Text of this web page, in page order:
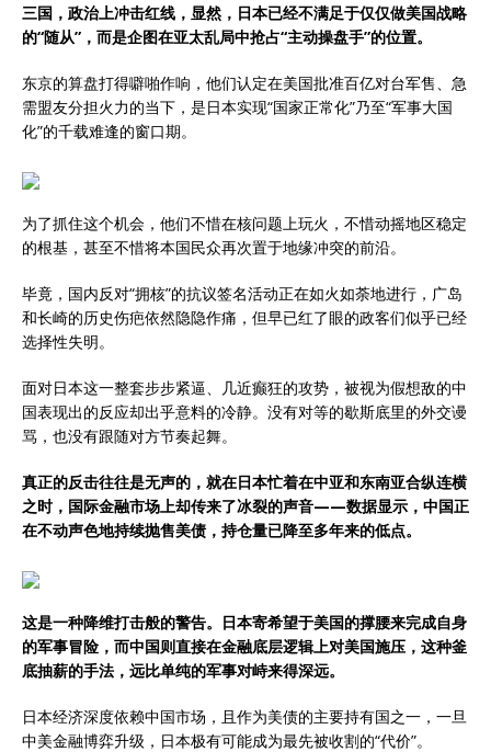
三国，政治上冲击红线，显然，日本已经不满足于仅仅做美国战略
的“随从”，而是企图在亚太乱局中抢占“主动操盘手”的位置。
东京的算盘打得噼啪作响，他们认定在美国批准百亿对台军售、急
需盟友分担火力的当下，是日本实现“国家正常化”乃至“军事大国
化”的千载难逢的窗口期。
为了抓住这个机会，他们不惜在核问题上玩火，不惜动摇地区稳定
的根基，甚至不惜将本国民众再次置于地缘冲突的前沿。
毕竟，国内反对“拥核”的抗议签名活动正在如火如荼地进行，广岛
和长崎的历史伤疤依然隐隐作痛，但早已红了眼的政客们似乎已经
选择性失明。
面对日本这一整套步步紧逼、几近癫狂的攻势，被视为假想敌的中
国表现出的反应却出乎意料的冷静。没有对等的歇斯底里的外交谩
骂，也没有跟随对方节奏起舞。
真正的反击往往是无声的，就在日本忙着在中亚和东南亚合纵连横
之时，国际金融市场上却传来了冰裂的声音——数据显示，中国正
在不动声色地持续抛售美债，持仓量已降至多年来的低点。
这是一种降维打击般的警告。日本寄希望于美国的撑腰来完成自身
的军事冒险，而中国则直接在金融底层逻辑上对美国施压，这种釜
底抽薪的手法，远比单纯的军事对峙来得深远。
日本经济深度依赖中国市场，且作为美债的主要持有国之一，一旦
中美金融博弈升级，日本极有可能成为最先被收割的“代价”。